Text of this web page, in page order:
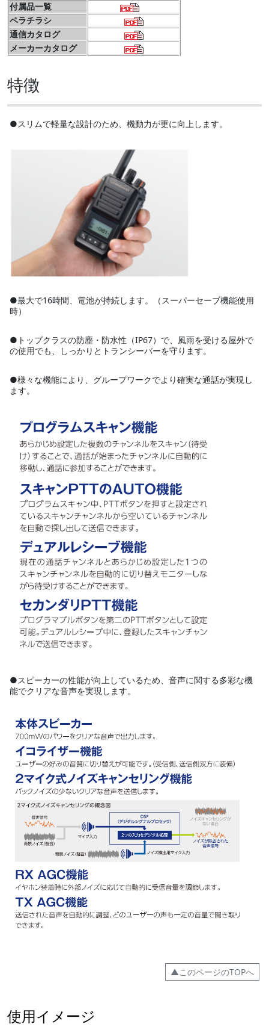
付属品一覧
ペラチラシ
通信カタログ
メーカーカタログ
特徴
●スリムで軽量な設計のため、機動力が更に向上します。
●最大で16時間、電池が持続します。（スーパーセーブ機能使用
時）
●トップクラスの防塵・防水性（IP67）で、風雨を受ける屋外で
の使用でも、しっかりとトランシーバーを守ります。
●様々な機能により、グループワークでより確実な通話が実現し
ます。
●スピーカーの性能が向上しているため、音声に関する多彩な機
能でクリアな音声を実現します。
▲このページのTOPへ
使用イメージ